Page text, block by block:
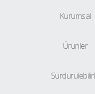
Kurumsal
Ürünler